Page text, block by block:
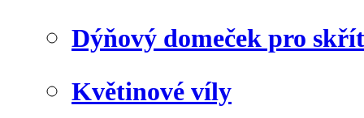
Dýňový domeček pro
Květinové víly